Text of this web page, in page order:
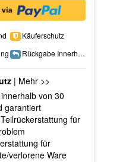
Käuferschutz
Rückgabe Innerhalb 15 Tage
| Mehr >>
von 30
garantiert
für
für
verlorene Ware